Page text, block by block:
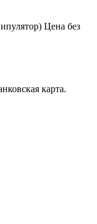
Цена без
карта.